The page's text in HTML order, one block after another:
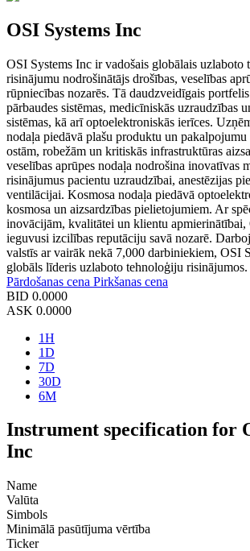
OSI Systems Inc
OSI Systems Inc ir vadošais globālais uzlaboto
risinājumu nodrošinātājs drošības, veselības
rūpniecības nozarēs. Tā daudzveidīgais
pārbaudes sistēmas, medicīniskās uzraudzības
sistēmas, kā arī optoelektroniskās ierīces.
nodaļa piedāvā plašu produktu un
ostām, robežām un kritiskās infrastruktūras
veselības aprūpes nodaļa nodrošina inovatīvas
risinājumus pacientu uzraudzībai, anestēzijas
ventilācijai. Kosmosa nodaļa piedāvā
kosmosa un aizsardzības pielietojumiem. Ar
inovācijām, kvalitātei un klientu apmierinātībai,
ieguvusi izcilības reputāciju savā nozarē.
valstīs ar vairāk nekā 7,000 darbiniekiem, OSI
globāls līderis uzlaboto tehnoloģiju risinājumos.
Pārdošanas cena Pirkšanas cena
BID 0.0000
ASK 0.0000
1H
1D
7D
30D
6M
Instrument specification for
Inc
Name
Valūta
Simbols
Minimālā pasūtījuma vērtība
Ticker